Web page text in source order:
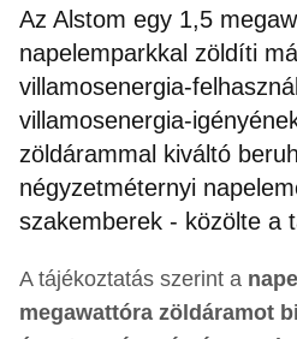
Az Alstom egy 1,5
napelemparkkal zöldíti
villamosenergia-
villamosenergia-
zöldárammal kiváltó
négyzetméternyi
szakemberek - közölte a
A tájékoztatás szerint a
megawattóra zöldáramot